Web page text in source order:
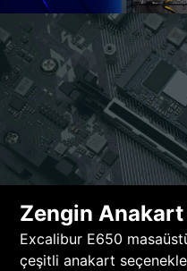
Zengin
Excalibur E650
çeşitli anakart